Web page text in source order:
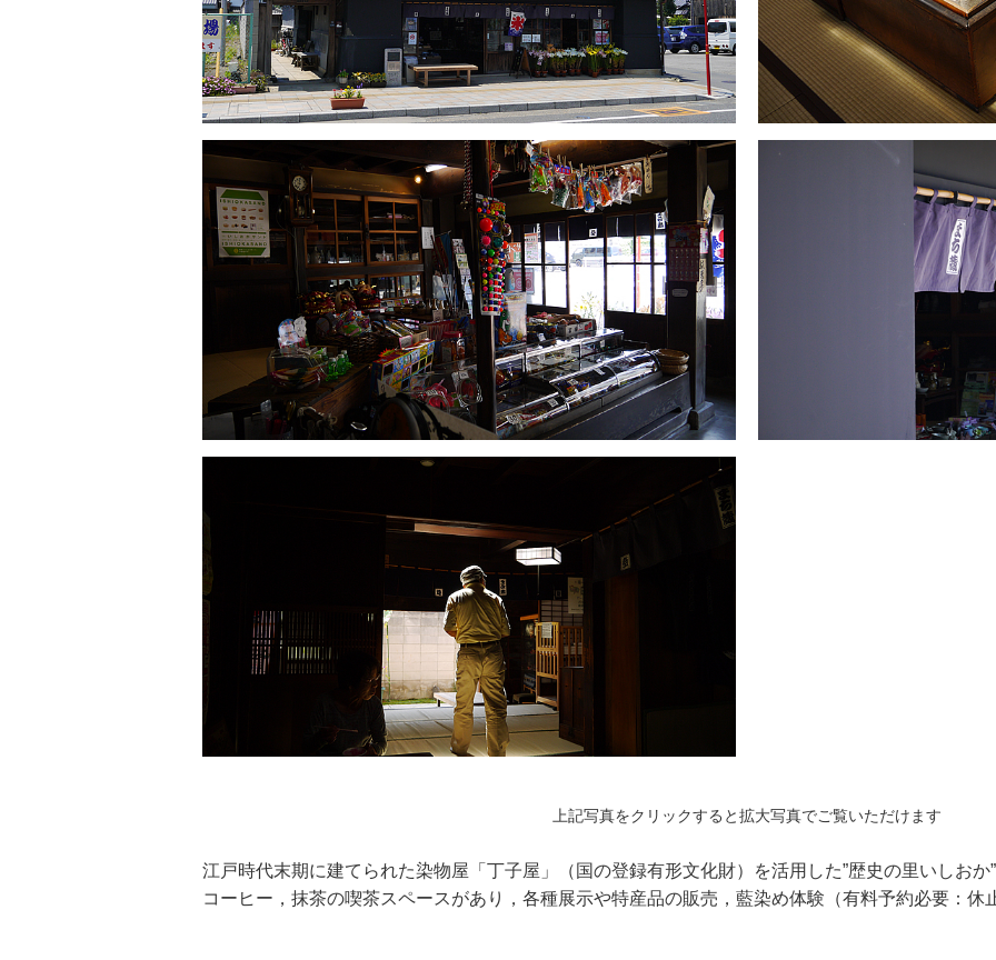
上記写真をクリックすると拡大写真でご覧いただけます
江戸時代末期に建てられた染物屋「丁子屋」（国の登録有形文化財）を活用した”歴史の里いしお
コーヒー，抹茶の喫茶スペースがあり，各種展示や特産品の販売，藍染め体験（有料予約必要：休